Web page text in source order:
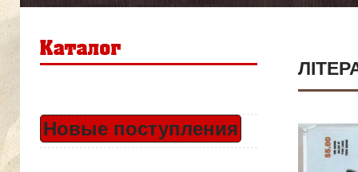
Новые поступления